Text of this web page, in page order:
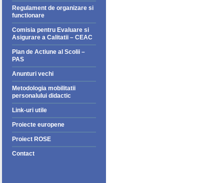
Regulament de organizare si
functionare
Comisia pentru Evaluare si
Asigurare a Calitatii – CEAC
Plan de Actiune al Scolii –
PAS
Anunturi vechi
Metodologia mobilitatii
personalului didactic
Link-uri utile
Proiecte europene
Proiect ROSE
Contact